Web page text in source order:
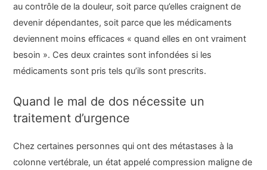
au contrôle de la douleur, soit parce qu’elles craignent de
devenir dépendantes, soit parce que les médicaments
deviennent moins efficaces « quand elles en ont vraiment
besoin ». Ces deux craintes sont infondées si les
médicaments sont pris tels qu’ils sont prescrits.
Quand le mal de dos nécessite un
traitement d’urgence
Chez certaines personnes qui ont des métastases à la
colonne vertébrale, un état appelé compression maligne de